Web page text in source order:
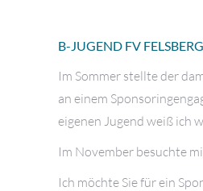
B-JUGEND FV
Im Sommer stellte der
an einem
eigenen Jugend weiß ich
Im November besuchte
Ich möchte Sie für ein